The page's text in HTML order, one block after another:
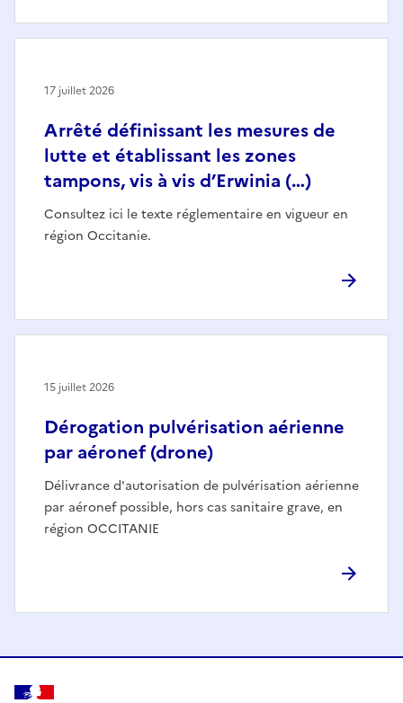
Arrêté définissant les mesures de
lutte et établissant les zones
tampons, vis à vis d’Erwinia (…)
Consultez ici le texte réglementaire en vigueur en
région Occitanie.
17 juillet 2026
Dérogation pulvérisation aérienne
par aéronef (drone)
Délivrance d'autorisation de pulvérisation aérienne
par aéronef possible, hors cas sanitaire grave, en
région OCCITANIE
15 juillet 2026